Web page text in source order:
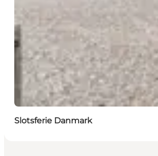
Slotsferie Danmark